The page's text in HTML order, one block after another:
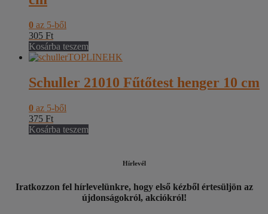
0 az 5-ből
305 Ft
Kosárba teszem
Schuller 21010 Fűtőtest henger 10 cm
0 az 5-ből
375 Ft
Kosárba teszem
Hírlevél
Iratkozzon fel hírlevelünkre, hogy első kézből értesüljön az
újdonságokról, akciókról!